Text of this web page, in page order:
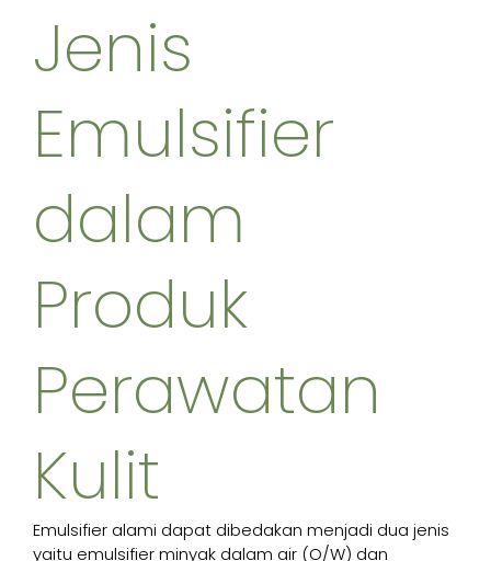
Jenis
Emulsifier
dalam
Produk
Perawatan
Kulit
Emulsifier alami dapat dibedakan menjadi dua jenis
yaitu emulsifier minyak dalam air (O/W) dan